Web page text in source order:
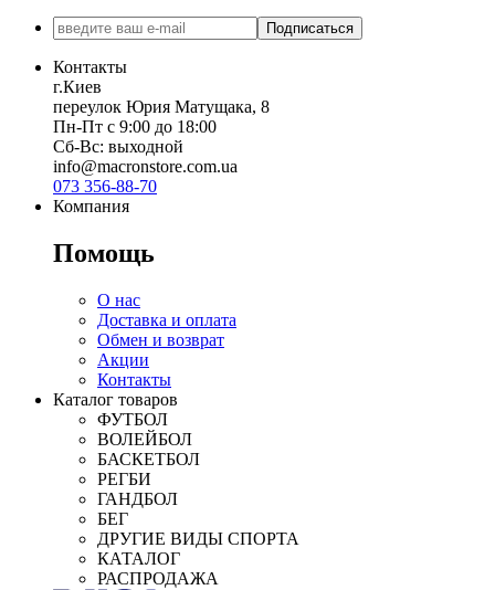
Подписаться
Контакты
г.Киев
переулок Юрия Матущака, 8
Пн-Пт с 9:00 до 18:00
Сб-Вс: выходной
info@macronstore.com.ua
073 356-88-70
Компания
Помощь
О нас
Доставка и оплата
Обмен и возврат
Акции
Контакты
Каталог товаров
ФУТБОЛ
ВОЛЕЙБОЛ
БАСКЕТБОЛ
РЕГБИ
ГАНДБОЛ
БЕГ
ДРУГИЕ ВИДЫ СПОРТА
КАТАЛОГ
РАСПРОДАЖА